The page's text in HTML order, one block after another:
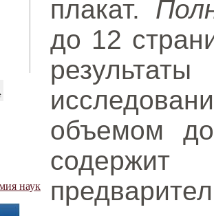
плакат.
до 12
объемом